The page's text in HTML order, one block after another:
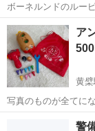
ボーネルンドのルー
わなくなったので、
だまだ綺麗に使用してもらえます。 車で
と思います。ご相談
京都 京都市
ア
500
黄檗
写真のものが全てに
宇治市
警